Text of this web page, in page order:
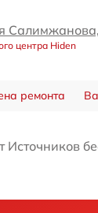
центра Hiden
ремонта
Источников